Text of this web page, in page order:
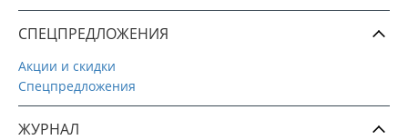
СПЕЦПРЕДЛОЖЕНИЯ
Акции и скидки
Спецпредложения
ЖУРНАЛ